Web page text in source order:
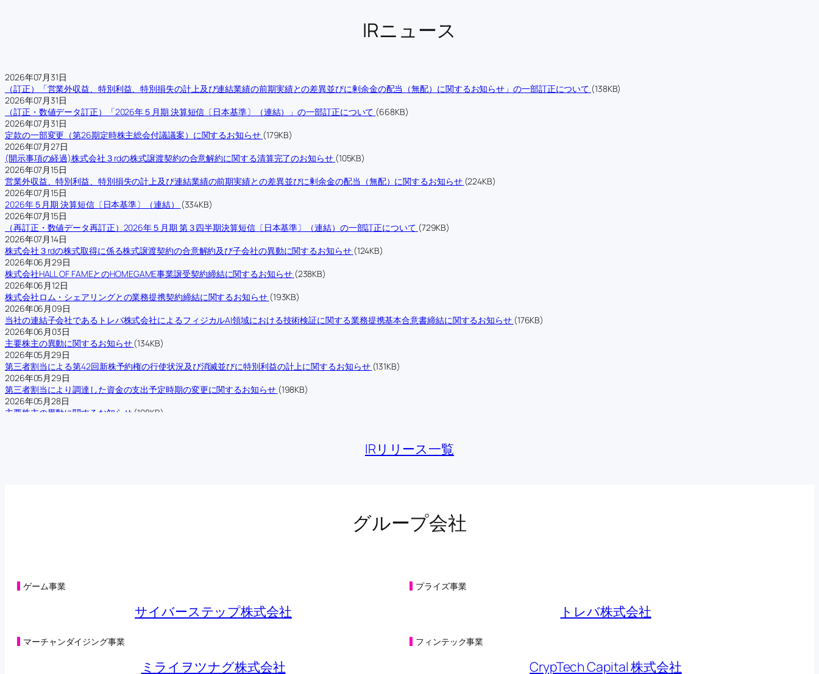
IRニュース
2026年07月31日
（訂正）「営業外収益、特別利益、特別損失の計上及び連結業績の前期実績との差異並びに剰余金の配当（無配）に関するお知らせ」の一部訂正について (138KB)
2026年07月31日
（訂正・数値データ訂正）「2026年５月期 決算短信〔日本基準〕（連結）」の一部訂正について (668KB)
2026年07月31日
定款の一部変更（第26期定時株主総会付議議案）に関するお知らせ (179KB)
2026年07月27日
(開示事項の経過)株式会社３rdの株式譲渡契約の合意解約に関する清算完了のお知らせ (105KB)
2026年07月15日
営業外収益、特別利益、特別損失の計上及び連結業績の前期実績との差異並びに剰余金の配当（無配）に関するお知らせ (224KB)
2026年07月15日
2026年５月期 決算短信〔日本基準〕（連結）
(334KB)
2026年07月15日
（再訂正・数値データ再訂正）2026年５月期 第３四半期決算短信〔日本基準〕（連結）の一部訂正について (729KB)
2026年07月14日
株式会社３rdの株式取得に係る株式譲渡契約の合意解約及び子会社の異動に関するお知らせ (124KB)
2026年06月29日
株式会社HALL OF FAMEとのHOMEGAME事業譲受契約締結に関するお知らせ (238KB)
2026年06月12日
株式会社ロム・シェアリングとの業務提携契約締結に関するお知らせ (193KB)
2026年06月09日
当社の連結子会社であるトレバ株式会社によるフィジカルAI領域における技術検証に関する業務提携基本合意書締結に関するお知らせ (176KB)
2026年06月03日
主要株主の異動に関するお知らせ (134KB)
2026年05月29日
第三者割当による第42回新株予約権の行使状況及び消滅並びに特別利益の計上に関するお知らせ (131KB)
2026年05月29日
第三者割当により調達した資金の支出予定時期の変更に関するお知らせ (198KB)
2026年05月28日
主要株主の異動に関するお知らせ (108KB)
オンラインクレーンゲーム「トレバ」と「CHARGESPOT」による相互送客キャンペーン実施に関するお知らせ
(149KB)
2026年04月22日
（訂正・数値データ訂正）2026年５月期 第３四半期決算短信〔日本基準〕（連結）の一部訂正について
第三者割当による第42回新株予約権の行使状況に関するお知らせ
営業外収益及び特別損失の計上に関するお知らせ (132KB)
IRリリース一覧
グループ会社
ゲーム事業
サイバーステップ株式会社
プライズ事業
トレバ株式会社
マーチャンダイジング事業
ミライヲツナグ株式会社
フィンテック事業
CrypTech Capital 株式会社